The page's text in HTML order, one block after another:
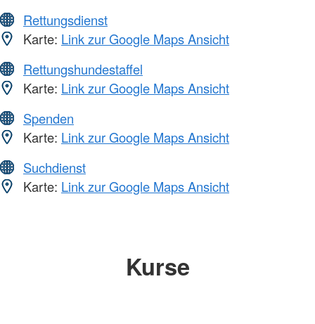
Rettungsdienst
Karte: Link zur Google Maps Ansicht
Rettungshundestaffel
Karte: Link zur Google Maps Ansicht
Spenden
Karte: Link zur Google Maps Ansicht
Suchdienst
Karte: Link zur Google Maps Ansicht
Kurse